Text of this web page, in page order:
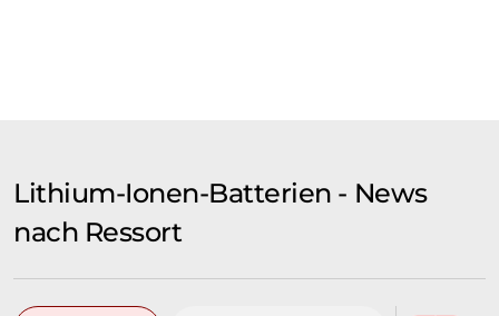
Lithium-Ionen-Batterien - News
nach Ressort